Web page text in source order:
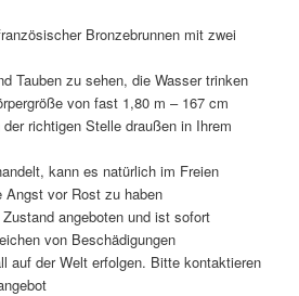
Bronzebrunnen mit zwei
Tauben zu sehen, die Wasser trinken
von fast 1,80 m – 167 cm
richtigen Stelle draußen in Ihrem
kann es natürlich im Freien
Angst vor Rost zu haben
angeboten und ist sofort
von Beschädigungen
auf der Welt erfolgen. Bitte kontaktieren